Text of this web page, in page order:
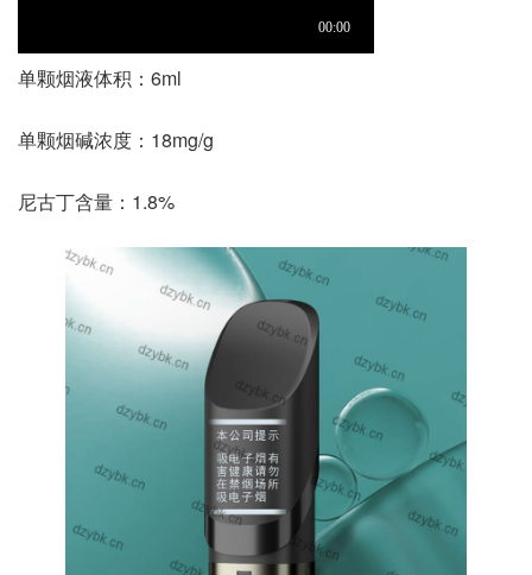
单颗烟液体积：6ml
单颗烟碱浓度：18mg/g
尼古丁含量：1.8%